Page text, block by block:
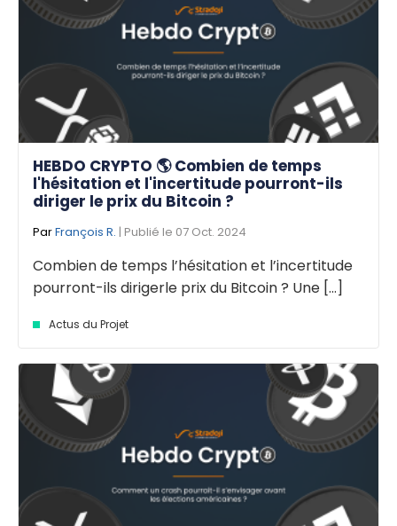
HEBDO CRYPTO 🌎 Combien de temps
l'hésitation et l'incertitude pourront-ils
diriger le prix du Bitcoin ?
ParFrançois R. | Publié le 07 Oct. 2024
Combien de temps l’hésitation et l’incertitude
pourront-ils dirigerle prix du Bitcoin ? Une [...]
Actus du Projet